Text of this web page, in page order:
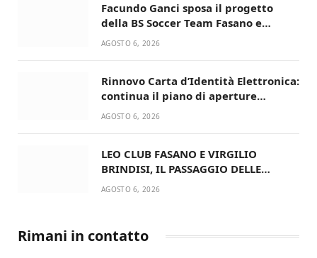
Facundo Ganci sposa il progetto
della BS Soccer Team Fasano e
ritorna in campo
AGOSTO 6, 2026
Rinnovo Carta d’Identità Elettronica:
continua il piano di aperture
straordinarie del Comune di Fasano
AGOSTO 6, 2026
LEO CLUB FASANO E VIRGILIO
BRINDISI, IL PASSAGGIO DELLE
CONSEGNE RINNOVA UN’AMICIZIA
AGOSTO 6, 2026
Rimani in contatto